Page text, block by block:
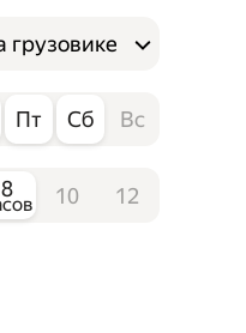
грузовике
Пт Сб Вс
8 10 12